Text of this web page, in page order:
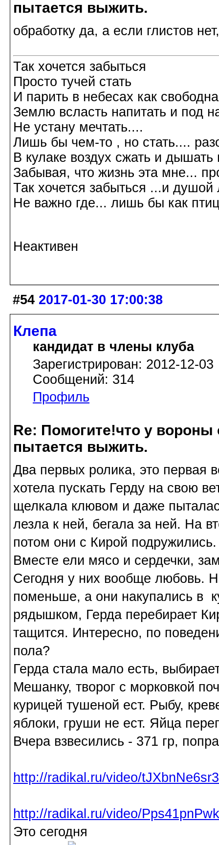
пытается выжить.
обработку да, а если глистов
Так хочется забыться
Просто тучей стать
И парить в небесах как
Землю всласть напитать и под
Не устану мечтать....
Лишь бы чем-то , но стать....
В кулаке воздух сжать и
Забывая, что жизнь эта мне...
Так хочется забыться ...и душой
Не важно где... лишь бы как
Неактивен
#54 2017-01-30 17:00:38
Клепа
кандидат в члены клуба
Зарегистрирован: 2012-12-03
Сообщений: 314
Профиль
Re: Помогите!что у
пытается выжить.
Два первых ролика, это первая
хотела пускать Герду на свою
щелкала клювом и даже
лезла к ней, бегала за ней. На
потом они с Кирой
Вместе ели мясо и сердечки,
Сегодня у них вообще любовь.
поменьше, а они накупались в
рядышком, Герда перебирает
тащится. Интересно, по
пола?
Герда стала мало есть,
Мешанку, творог с морковкой
курицей тушеной ест. Рыбу,
яблоки, груши не ест. Яйца
Вчера взвесились - 371 гр,
http://radikal.ru/video/tJXbnNe6sr3
http://radikal.ru/video/
Это сегодня